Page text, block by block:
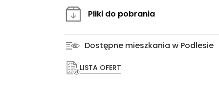
Pliki do pobrania
Dostępne mieszkania w Podlesie
LISTA OFERT